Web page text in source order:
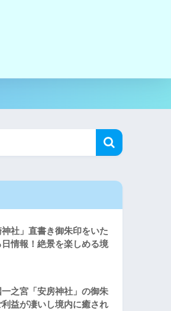
神社」直書き御朱印をいた
日情報！絶景を楽しめる境
之宮「安房神社」の御朱
利益が凄いし境内に癒され